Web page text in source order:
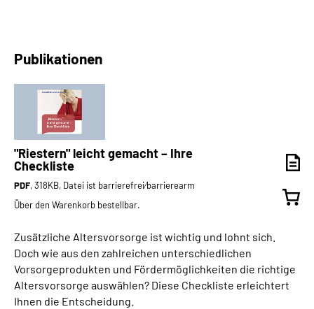
Publikationen
"Riestern" leicht gemacht – Ihre
Checkliste
PDF, 318KB, Datei ist barrierefrei⁄barrierearm
Über den Warenkorb bestellbar.
Zusätzliche Altersvorsorge ist wichtig und lohnt sich.
Doch wie aus den zahlreichen unterschiedlichen
Vorsorgeprodukten und Fördermöglichkeiten die richtige
Altersvorsorge auswählen? Diese Checkliste erleichtert
Ihnen die Entscheidung.